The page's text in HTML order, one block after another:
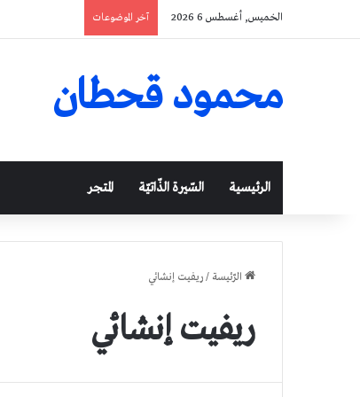
الخميس, أغسطس 6 2026 آخر الموضوعات
محمود قحطان
الرئيسية السّيرة الذّاتيّة المتجر
الرّئيسة /ريفيت إنشائي
ريفيت إنشائي